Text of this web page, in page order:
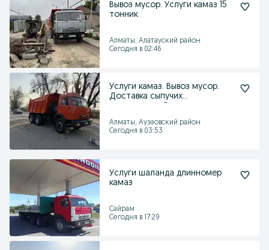
Вывоз мусор. Услуги камаз 15
тонник
Алматы, Алатауский район
Сегодня в 02:46
Услуги камаз. Вывоз мусор.
Доставка сыпучих
Алматы, Ауэзовский район
Сегодня в 03:53
Услуги шаланда длинномер
камаз
Сайрам
Сегодня в 17:29